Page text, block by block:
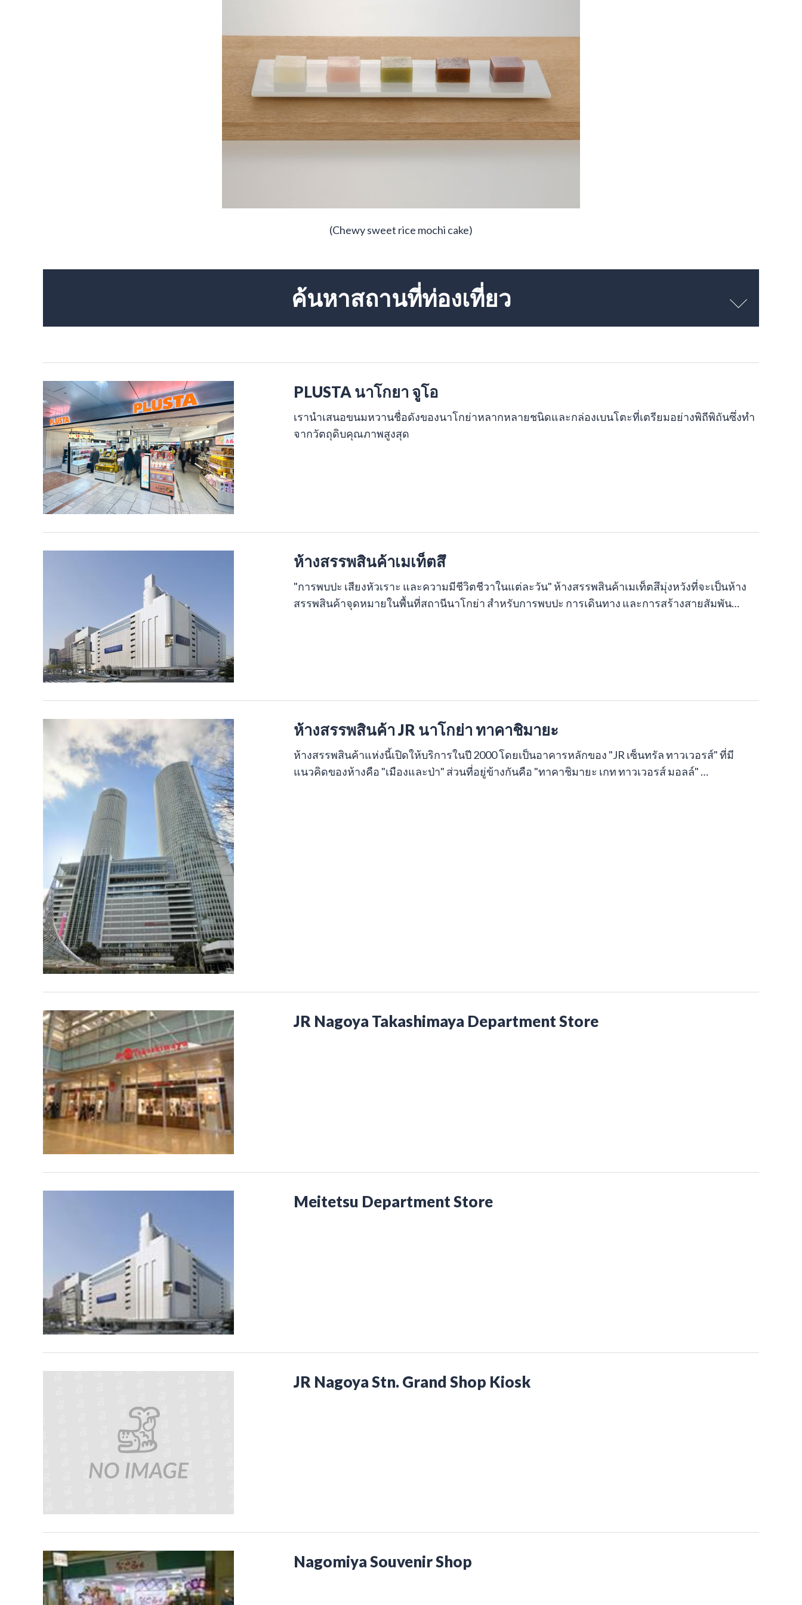
(Chewy sweet rice mochi cake)
ค้นหาสถานที่ท่องเที่ยว
PLUSTA นาโกยา จูโอ
เรานำเสนอขนมหวานชื่อดังของนาโกย่าหลากหลายชนิดและกล่องเบนโตะที่เตรียมอย่างพิถีพิถันซึ่งทำ
จากวัตถุดิบคุณภาพสูงสุด
ห้างสรรพสินค้าเมเท็ตสึ
"การพบปะ เสียงหัวเราะ และความมีชีวิตชีวาในแต่ละวัน" ห้างสรรพสินค้าเมเท็ตสึมุ่งหวังที่จะเป็นห้าง
สรรพสินค้าจุดหมายในพื้นที่สถานีนาโกย่า สำหรับการพบปะ การเดินทาง และการสร้างสายสัมพัน…
ห้างสรรพสินค้า JR นาโกย่า ทาคาชิมายะ
ห้างสรรพสินค้าแห่งนี้เปิดให้บริการในปี 2000 โดยเป็นอาคารหลักของ "JR เซ็นทรัล ทาวเวอรส์" ที่มี
แนวคิดของห้างคือ "เมืองและป่า" ส่วนที่อยู่ข้างกันคือ "ทาคาชิมายะ เกท ทาวเวอรส์ มอลล์" …
JR Nagoya Takashimaya Department Store
Meitetsu Department Store
JR Nagoya Stn. Grand Shop Kiosk
Nagomiya Souvenir Shop